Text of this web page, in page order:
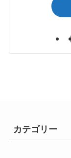
カテゴリー